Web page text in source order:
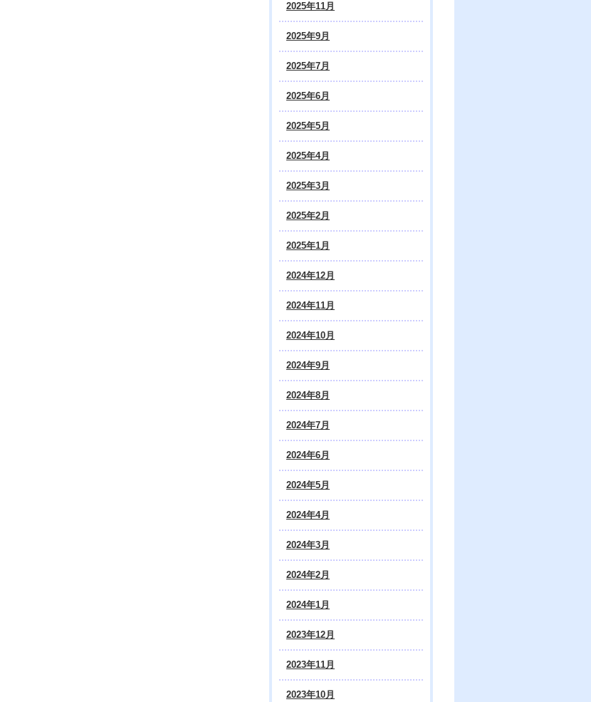
2025年11月
2025年9月
2025年7月
2025年6月
2025年5月
2025年4月
2025年3月
2025年2月
2025年1月
2024年12月
2024年11月
2024年10月
2024年9月
2024年8月
2024年7月
2024年6月
2024年5月
2024年4月
2024年3月
2024年2月
2024年1月
2023年12月
2023年11月
2023年10月